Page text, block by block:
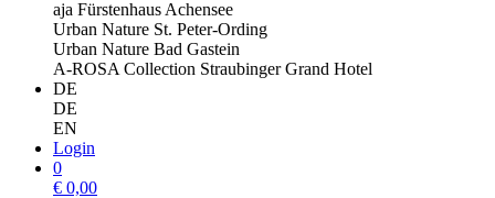
aja Fürstenhaus Achensee
Urban Nature St. Peter-Ording
Urban Nature Bad Gastein
A-ROSA Collection Straubinger Grand Hotel
DE
DE
EN
Login
0
€ 0,00